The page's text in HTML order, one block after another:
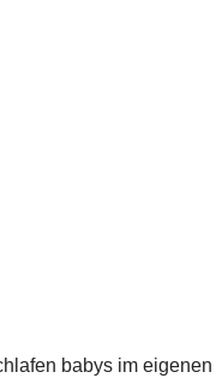
babys im